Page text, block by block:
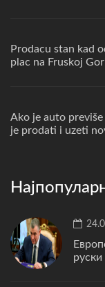
Prodacu stan kad
plac na Fruskoj
Ako je auto
je prodati i uzeti